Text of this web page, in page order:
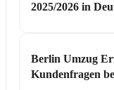
2025/2026 in
Berlin Umzug
Kundenfragen